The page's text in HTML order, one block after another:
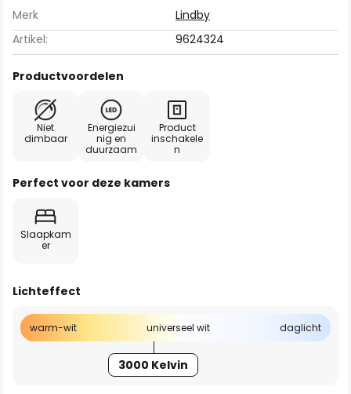
Merk
Lindby
Artikel:
9624324
Productvoordelen
Niet
dimbaar
Energiezui
nig en
duurzaam
Product
inschakele
n
Perfect voor deze kamers
Slaapkam
er
Lichteffect
warm-wit universeel wit daglicht
3000 Kelvin